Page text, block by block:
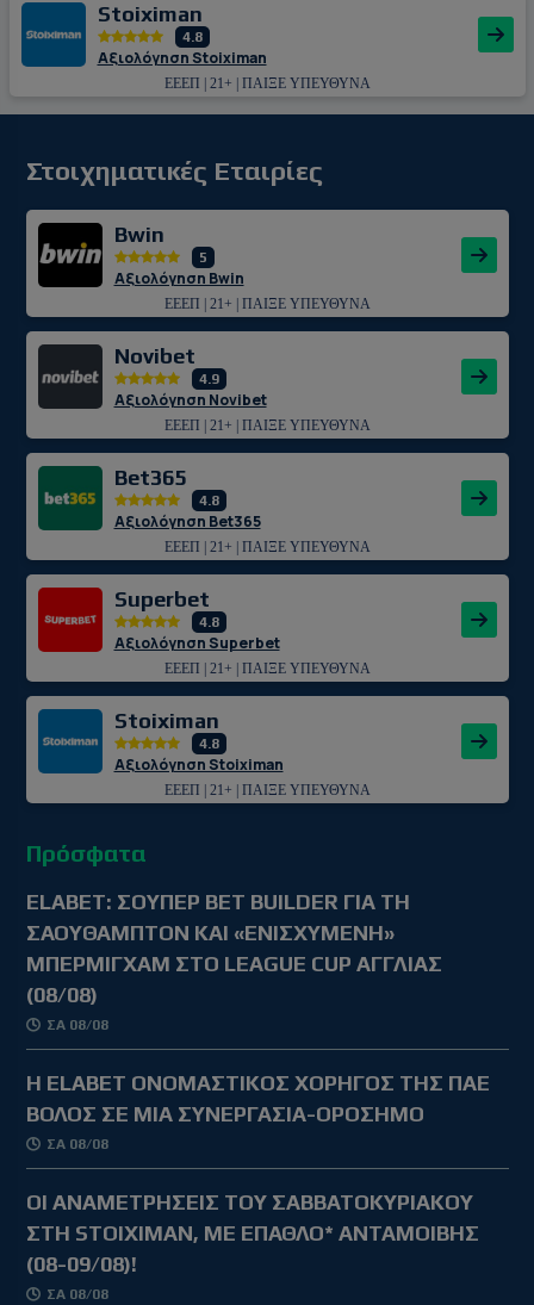
Stoiximan
4.8
Αξιολόγηση Stoiximan
ΕΕΕΠ | 21+ | ΠΑΙΞΕ ΥΠΕΥΘΥΝΑ
Στοιχηματικές Εταιρίες
Bwin
5
Αξιολόγηση Bwin
ΕΕΕΠ | 21+ | ΠΑΙΞΕ ΥΠΕΥΘΥΝΑ
Novibet
4.9
Αξιολόγηση Novibet
ΕΕΕΠ | 21+ | ΠΑΙΞΕ ΥΠΕΥΘΥΝΑ
Bet365
4.8
Αξιολόγηση Bet365
ΕΕΕΠ | 21+ | ΠΑΙΞΕ ΥΠΕΥΘΥΝΑ
Superbet
4.8
Αξιολόγηση Superbet
ΕΕΕΠ | 21+ | ΠΑΙΞΕ ΥΠΕΥΘΥΝΑ
Stoiximan
4.8
Αξιολόγηση Stoiximan
ΕΕΕΠ | 21+ | ΠΑΙΞΕ ΥΠΕΥΘΥΝΑ
Πρόσφατα
ELABET: ΣΟΥΠΕΡ BET BUILDER ΓΙΑ ΤΗ
ΣΑΟΥΘΑΜΠΤΟΝ ΚΑΙ «ΕΝΙΣΧΥΜΕΝΗ»
ΜΠΕΡΜΙΓΧΑΜ ΣΤΟ LEAGUE CUP ΑΓΓΛΙΑΣ
(08/08)
ΣΑ 08/08
Η ELABET ΟΝΟΜΑΣΤΙΚΟΣ ΧΟΡΗΓΟΣ ΤΗΣ ΠΑΕ
ΒΟΛΟΣ ΣΕ ΜΙΑ ΣΥΝΕΡΓΑΣΙΑ-ΟΡΟΣΗΜΟ
ΣΑ 08/08
ΟΙ ΑΝΑΜΕΤΡΗΣΕΙΣ ΤΟΥ ΣΑΒΒΑΤΟΚΥΡΙΑΚΟΥ
ΣΤΗ STOIXIMAN, ΜΕ ΕΠΑΘΛΟ* ΑΝΤΑΜΟΙΒΗΣ
(08-09/08)!
ΣΑ 08/08